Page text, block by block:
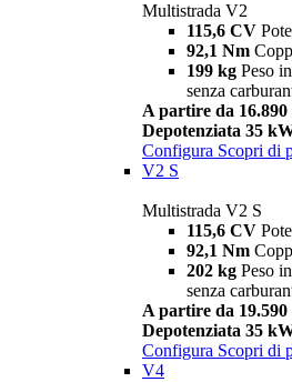
Multistrada V2
115,6 CV
92,1 Nm
199 kg Peso
senza
A partire da 16.890
Depotenziata 35
Configura Scopri di
V2 S
Multistrada V2 S
115,6 CV
92,1 Nm
202 kg Peso
senza
A partire da 19.590
Depotenziata 35
Configura Scopri di
V4